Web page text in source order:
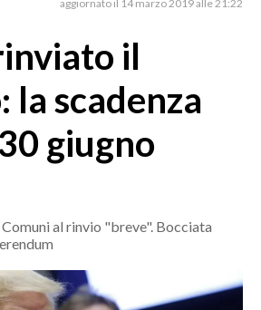
aggiornato il 14 marzo 2019 alle 21:22
il
la scadenza
giugno
al rinvio "breve". Bocciata